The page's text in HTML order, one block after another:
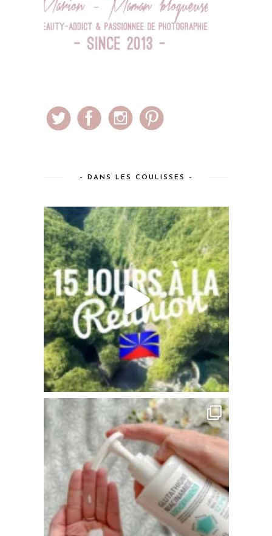
– DANS LES COULISSES –